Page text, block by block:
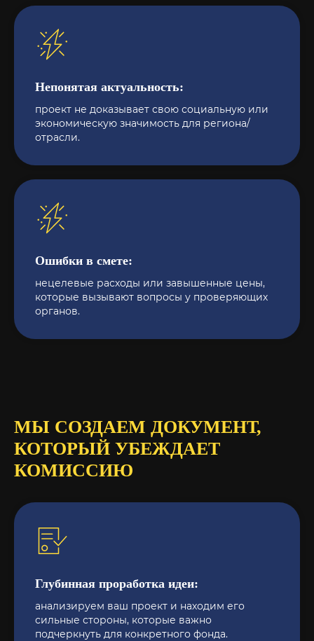
Непонятая актуальность:
проект не доказывает свою социальную или
экономическую значимость для региона/
отрасли.
Ошибки в смете:
нецелевые расходы или завышенные цены,
которые вызывают вопросы у проверяющих
органов.
МЫ СОЗДАЕМ ДОКУМЕНТ,
КОТОРЫЙ УБЕЖДАЕТ
КОМИССИЮ
Глубинная проработка идеи:
анализируем ваш проект и находим его
сильные стороны, которые важно
подчеркнуть для конкретного фонда.